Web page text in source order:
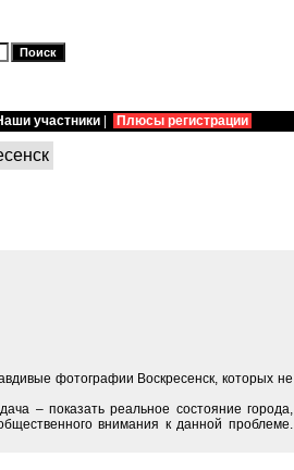
участники Плюсы регистрации
фотографии Воскресенск, которых не
– показать реальное состояние города,
внимания к данной проблеме.